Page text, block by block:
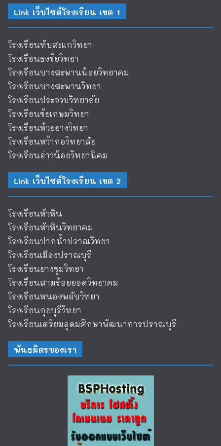
Link เว็บไซต์โรงเรียน เขต 1
โรงเรียนทับสะแกวิทยา
โรงเรียนธงชัยวิทยา
โรงเรียนบางสะพานน้อยวิทยาคม
โรงเรียนบางสะพานวิทยา
โรงเรียนประจวบวิทยาลัย
โรงเรียนชัยเกษมวิทยา
โรงเรียนห้วยยางวิทยา
โรงเรียนหว้ากอวิทยาลัย
โรงเรียนอ่าวน้อยวิทยานิคม
Link เว็บไซต์โรงเรียน เขต 2
โรงเรียนหัวหิน
โรงเรียนหัวหินวิทยาคม
โรงเรียนปากน้ำปราณวิทยา
โรงเรียนเมืองปราณบุรี
โรงเรียนยางชุมวิทยา
โรงเรียนสามร้อยยอดวิทยาคม
โรงเรียนหนองพลับวิทยา
โรงเรียนกุยบุรีวิทยา
โรงเรียนเตรียมอุดมศึกษาพัฒนาการปราณบุรี
พันธมิตรของเรา